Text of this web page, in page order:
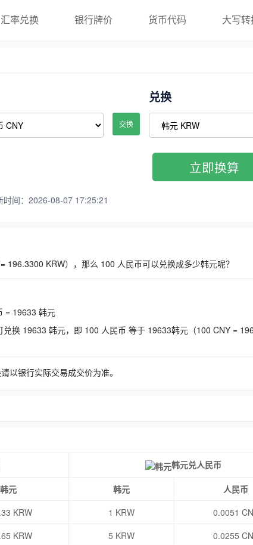
汇率兑换 银行牌价 货币代码 大写
交换
兑换
时间：2026-08-07 17:25:21
立即换算
196.3300 KRW），那么 100 人民币可以兑换成多少韩元呢？
= 19633 韩元
换 19633 韩元，即 100 人民币 等于 19633韩元（100 CNY =
以银行实际交易成交价为准。
韩元兑人民币
韩元 韩元
人民币
KRW 1 KRW
0.0051
KRW 5 KRW
0.0255